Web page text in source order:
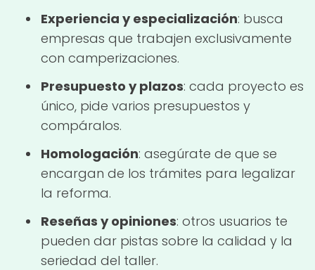
Experiencia y especialización: busca
empresas que trabajen exclusivamente
con camperizaciones.
Presupuesto y plazos: cada proyecto es
único, pide varios presupuestos y
compáralos.
Homologación: asegúrate de que se
encargan de los trámites para legalizar
la reforma.
Reseñas y opiniones: otros usuarios te
pueden dar pistas sobre la calidad y la
seriedad del taller.